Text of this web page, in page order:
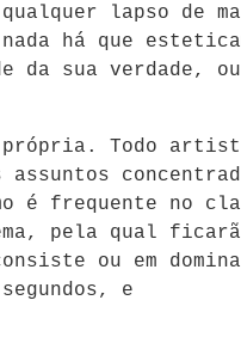
lapso de
há que
da sua verdade,
própria. Todo
assuntos
frequente no
pela qual
ou em
e